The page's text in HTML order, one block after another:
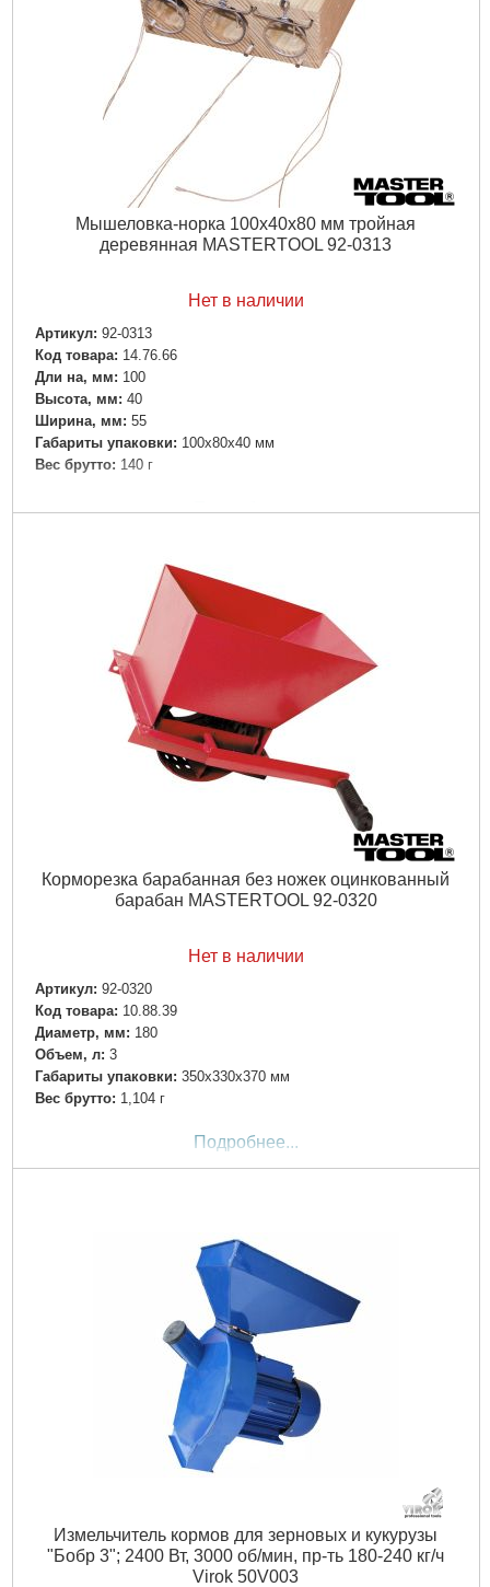
Мышеловка-норка 100х40х80 мм тройная
деревянная MASTERTOOL 92-0313
Нет в наличии
Артикул: 92-0313
Код товара: 14.76.66
Дли на, мм: 100
Высота, мм: 40
Ширина, мм: 55
Габариты упаковки: 100x80x40 мм
Вес брутто: 140 г
Подробнее...
Корморезка барабанная без ножек оцинкованный
барабан MASTERTOOL 92-0320
Нет в наличии
Артикул: 92-0320
Код товара: 10.88.39
Диаметр, мм: 180
Объем, л: 3
Габариты упаковки: 350x330x370 мм
Вес брутто: 1,104 г
Подробнее...
Измельчитель кормов для зерновых и кукурузы
"Бобр 3"; 2400 Вт, 3000 об/мин, пр-ть 180-240 кг/ч
Virok 50V003